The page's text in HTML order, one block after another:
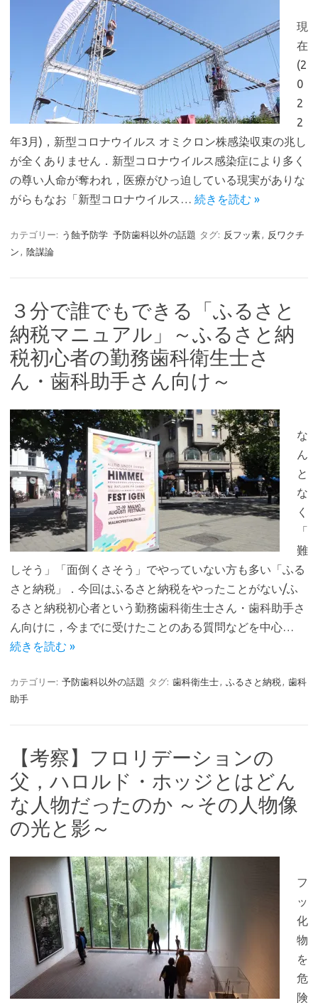
現
在
(2
0
2
2
年3月)，新型コロナウイルス オミクロン株感染収束の兆し
が全くありません．新型コロナウイルス感染症により多く
の尊い人命が奪われ，医療がひっ迫している現実がありな
がらもなお「新型コロナウイルス… 続きを読む »
カテゴリー: う蝕予防学 予防歯科以外の話題 タグ: 反フッ素, 反ワクチ
ン , 陰謀論
３分で誰でもできる「ふるさと
納税マニュアル」～ふるさと納
税初心者の勤務歯科衛生士さ
ん・歯科助手さん向け～
な
ん
と
な
く
「
難
しそう」「面倒くさそう」でやっていない方も多い「ふる
さと納税」．今回はふるさと納税をやったことがない/ふ
るさと納税初心者という勤務歯科衛生士さん・歯科助手さ
ん向けに，今までに受けたことのある質問などを中心…
続きを読む »
カテゴリー: 予防歯科以外の話題 タグ: 歯科衛生士, ふるさと納税 , 歯科
助手
【考察】フロリデーションの
父，ハロルド・ホッジとはどん
な人物だったのか ～その人物像
の光と影～
フ
ッ
化
物
を
危
険